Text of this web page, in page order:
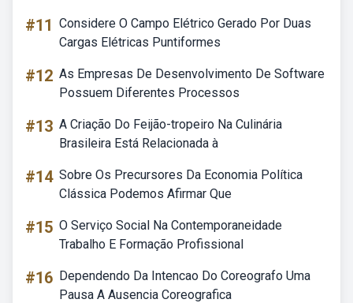
#11 Considere O Campo Elétrico Gerado Por Duas
Cargas Elétricas Puntiformes
#12 As Empresas De Desenvolvimento De Software
Possuem Diferentes Processos
#13 A Criação Do Feijão-tropeiro Na Culinária
Brasileira Está Relacionada à
#14 Sobre Os Precursores Da Economia Política
Clássica Podemos Afirmar Que
#15 O Serviço Social Na Contemporaneidade
Trabalho E Formação Profissional
#16 Dependendo Da Intencao Do Coreografo Uma
Pausa A Ausencia Coreografica